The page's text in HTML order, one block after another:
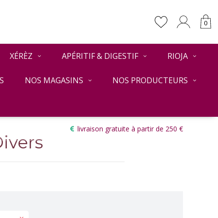
0
XÉRÈZ APÉRITIF & DIGESTIF RIOJA
NOS MAGASINS NOS PRODUCTEURS
livraison gratuite à partir de 250 €